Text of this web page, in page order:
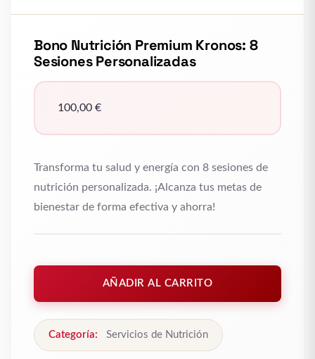
Bono Nutrición Premium Kronos: 8
Sesiones Personalizadas
100,00 €
Transforma tu salud y energía con 8 sesiones de
nutrición personalizada. ¡Alcanza tus metas de
bienestar de forma efectiva y ahorra!
Bono
Premium
Kronos:
8
Sesiones
AÑADIR AL CARRITO
Categoría: Servicios de Nutrición